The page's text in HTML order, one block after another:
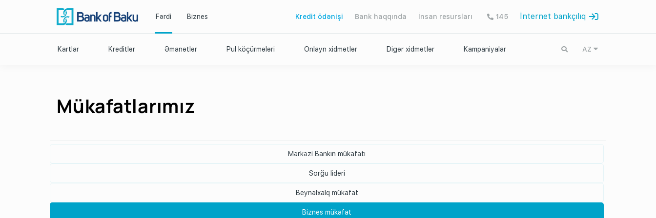
Fərdi Biznes Kredit ödənişi Bank haqqında İnsan resursları 145 İnternet bankçılıq
Kartlar Kreditlər Əmanətlər Pul köçürmələri Onlayn xidmətlər Digər xidmətlər Kampaniyalar AZ
Mükafatlarımız
Mərkəzi Bankın mükafatı
Sorğu lideri
Beynəlxalq mükafat
Biznes mükafat